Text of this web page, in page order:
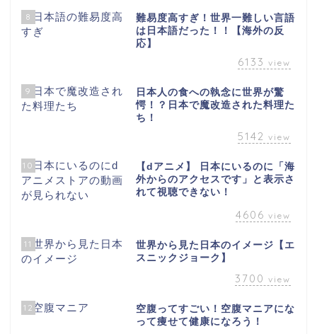
8
難易度高すぎ！世界一難しい言語
は日本語だった！！【海外の反
応】
6133 view
9
日本人の食への執念に世界が驚
愕！？日本で魔改造された料理た
ち！
5142 view
10
【dアニメ】 日本にいるのに「海
外からのアクセスです」と表示さ
れて視聴できない！
4606 view
11
世界から見た日本のイメージ【エ
スニックジョーク】
3700 view
12
空腹ってすごい！空腹マニアにな
って痩せて健康になろう！